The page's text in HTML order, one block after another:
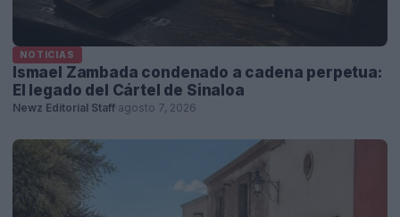
NOTICIAS
Ismael Zambada condenado a cadena perpetua:
El legado del Cártel de Sinaloa
Newz Editorial Staff agosto 7, 2026